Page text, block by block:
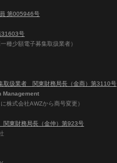
第005946号
31603号
一種少額電子募集取扱業者）
取扱業者 関東財務局長（金商）第3110号
Management
株式会社AWZから商号変更）
東財務局長（金仲）第923号